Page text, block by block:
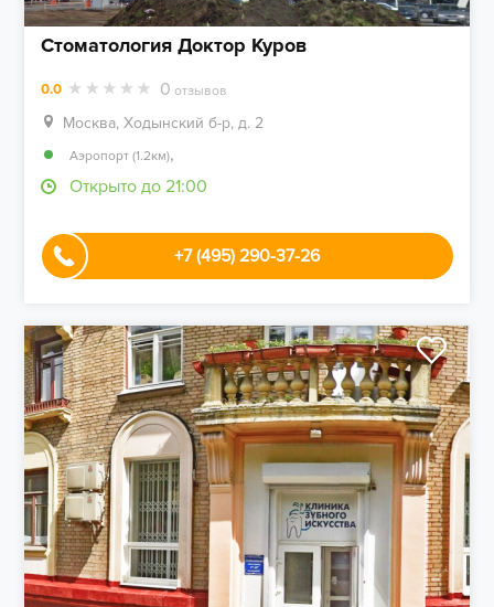
Стоматология Доктор Куров
0.0 0 отзывов
Москва, Ходынский б-р, д. 2
Аэропорт (1.2км),
Открыто до 21:00
+7 (495) 290-37-26